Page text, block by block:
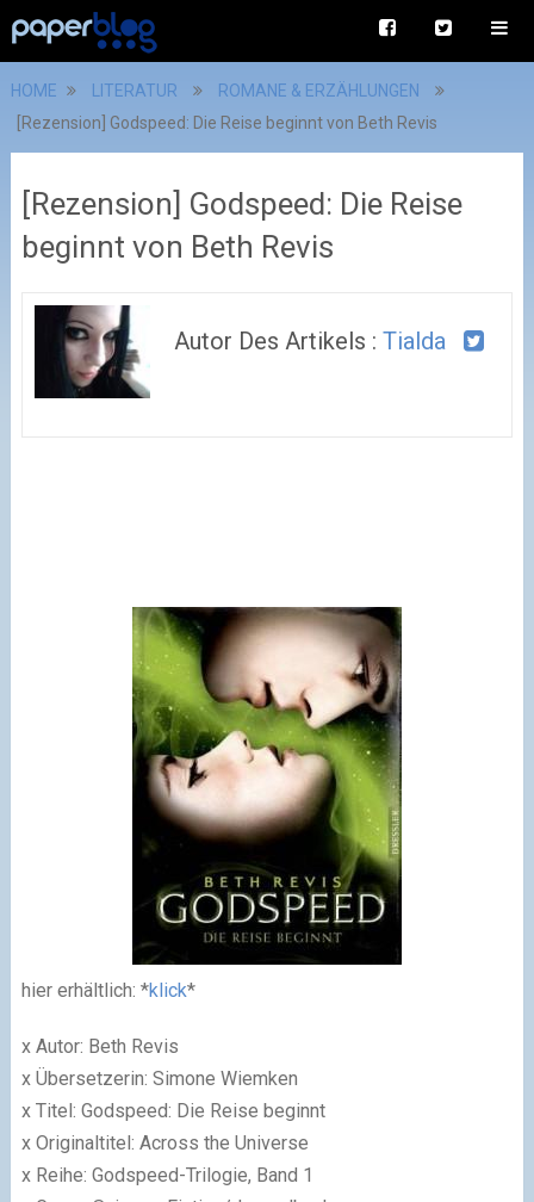
HOME LITERATUR
ROMANE & ERZÄHLUNGEN
[Rezension] Godspeed: Die Reise beginnt von Beth Revis
[Rezension] Godspeed: Die Reise
beginnt von Beth Revis
Autor Des Artikels :Tialda
hier erhältlich: *klick*
x Autor: Beth Revis
x Übersetzerin: Simone Wiemken
x Titel: Godspeed: Die Reise beginnt
x Originaltitel: Across the Universe
x Reihe: Godspeed-Trilogie, Band 1